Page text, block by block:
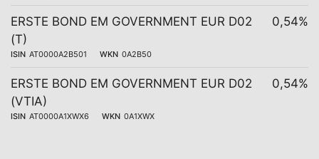
ERSTE BOND EM GOVERNMENT EUR D02
(T)
ISIN AT0000A2B501 WKN 0A2B50
0,54%
ERSTE BOND EM GOVERNMENT EUR D02
(VTIA)
ISIN AT0000A1XWX6 WKN 0A1XWX
0,54%